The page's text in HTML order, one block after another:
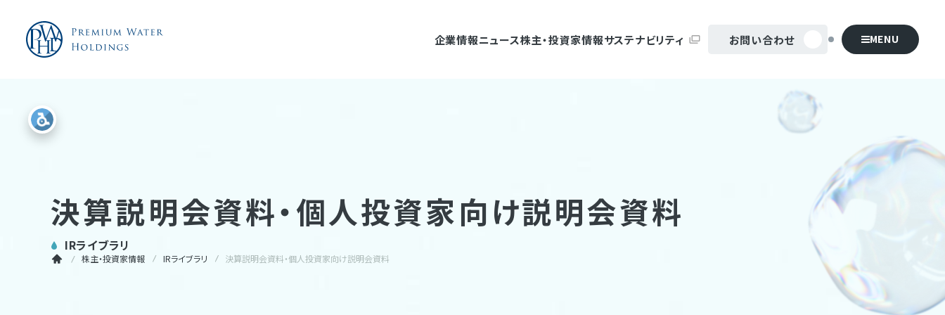
企業情報ニュース株主・投資家情報サステナビリティ お問い合わせ MENU
決算説明会資料・個人投資家向け説明会資料
IRライブラリ
株主・投資家情報 IRライブラリ 決算説明会資料・個人投資家向け説明会資料